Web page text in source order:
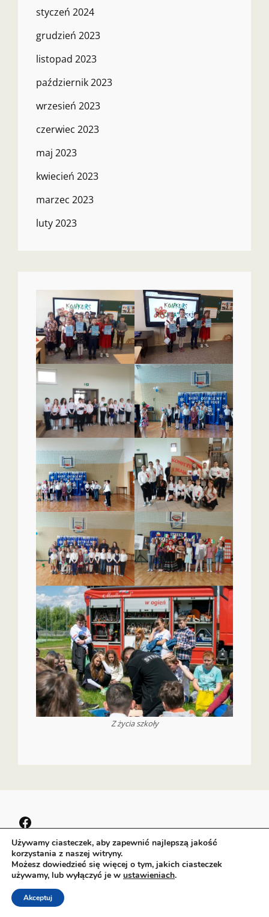
styczeń 2024
grudzień 2023
listopad 2023
październik 2023
wrzesień 2023
czerwiec 2023
maj 2023
kwiecień 2023
marzec 2023
luty 2023
Z życia szkoły
Facebook
Copyright © 2026PSP Czermno|Signify Education By
Używamy ciasteczek, aby zapewnić najlepszą jakość
korzystania z naszej witryny.
Możesz dowiedzieć się więcej o tym, jakich ciasteczek
używamy, lub wyłączyć je w ustawieniach.
Akceptuj